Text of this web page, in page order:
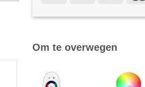
Om te overwegen